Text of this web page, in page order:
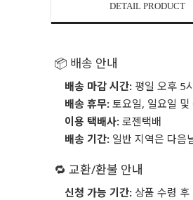
DETAIL PRODUCT
📦 배송 안내
배송 마감 시간: 평일 오후 5
배송 휴무: 토요일, 일요일
이용 택배사: 로젠택배
배송 기간: 일반 지역은 다음
🔁 교환/환불 안내
신청 가능 기간: 상품 수령